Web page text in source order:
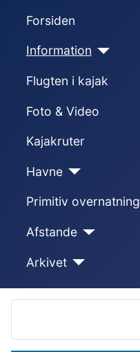
Forsiden
Information
Flugten i kajak
Foto & Video
Kajakruter
Havne
Primitiv overnatning
Afstande
Arkivet